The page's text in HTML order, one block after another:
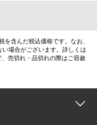
含んだ税込価格です。なお、
場合がございます。詳しくは
売切れ・品切れの際はご容赦